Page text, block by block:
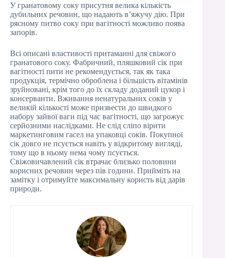
У гранатовому соку присутня велика кількість
дубильних речовин, що надають в’яжучу дію. При
рясному питво соку при вагітності можливо поява
запорів.
Всі описані властивості притаманні для свіжого
гранатового соку. Фабричний, пляшковий сік при
вагітності пити не рекомендується, так як така
продукція, термічно оброблена і більшість вітамінів
зруйновані, крім того до їх складу доданий цукор і
консерванти. Вживання ненатуральних соків у
великій кількості може призвести до швидкого
набору зайвої ваги під час вагітності, що загрожує
серйозними наслідками. Не слід сліпо вірити
маркетинговим гасел на упаковці соків. Покупної
сік довго не псується навіть у відкритому вигляді,
тому що в ньому нема чому псується.
Свіжовичавлений сік втрачає близько половини
корисних речовин через пів години. Прийміть на
замітку і отримуйте максимальну користь від дарів
природи.